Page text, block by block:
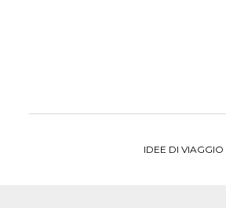
IDEE DI VIAGGIO